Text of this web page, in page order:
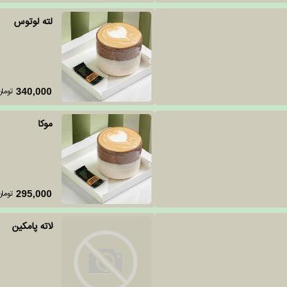
لته لوتوس
340,000
موکا
295,000
لاته پامکین